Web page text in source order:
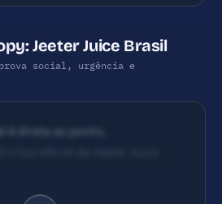
Jeeter Juice Brasil
social, urgência e
é direta ao ponto,
mas pouco espaço para